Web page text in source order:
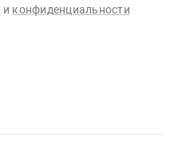
и конфиденциальности